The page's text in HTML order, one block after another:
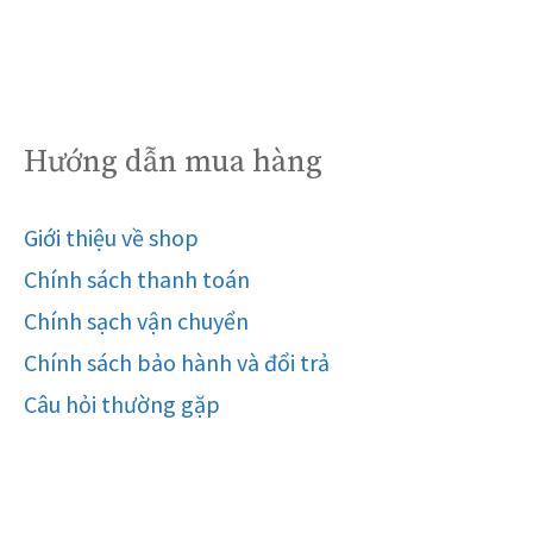
Hướng dẫn mua hàng
Giới thiệu về shop
Chính sách thanh toán
Chính sạch vận chuyển
Chính sách bảo hành và đổi trả
Câu hỏi thường gặp